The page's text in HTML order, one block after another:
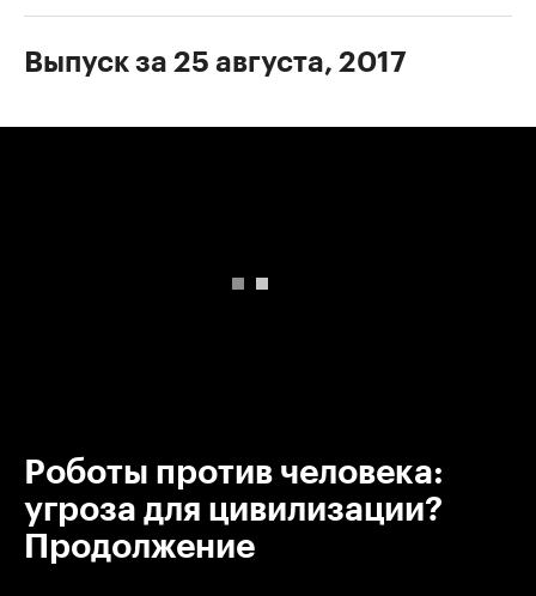
Выпуск за 25 августа, 2017
Роботы против человека:
угроза для цивилизации?
Продолжение